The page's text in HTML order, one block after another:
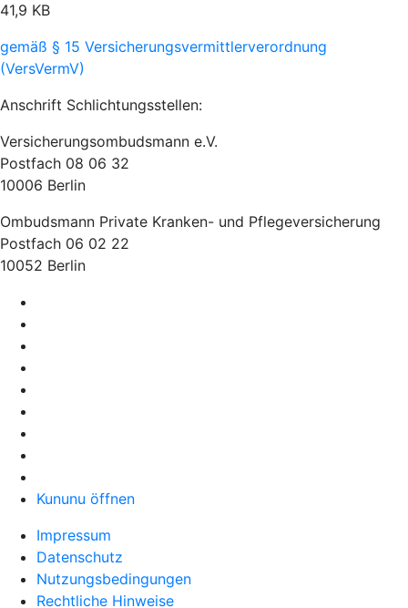
41,9 KB
gemäß § 15 Versicherungsvermittlerverordnung
(VersVermV)
Anschrift Schlichtungsstellen:
Versicherungsombudsmann e.V.
Postfach 08 06 32
10006 Berlin
Ombudsmann Private Kranken- und Pflegeversicherung
Postfach 06 02 22
10052 Berlin
Kununu öffnen
Impressum
Datenschutz
Nutzungsbedingungen
Rechtliche Hinweise